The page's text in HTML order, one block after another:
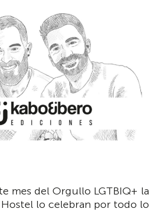
mes del Orgullo LGTBIQ+ la
lo celebran por todo lo